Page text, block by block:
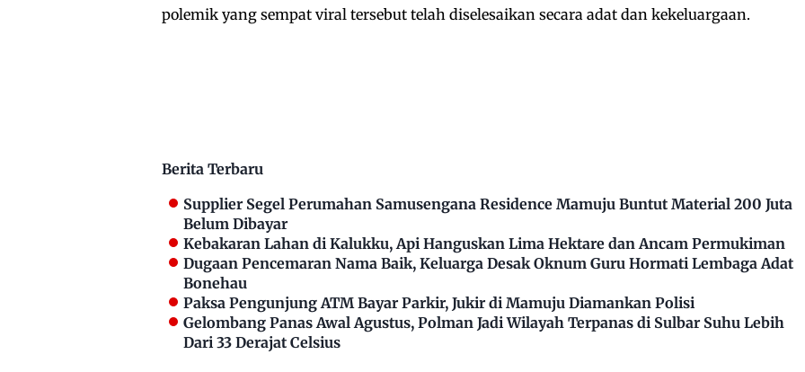
polemik yang sempat viral tersebut telah diselesaikan secara adat dan kekeluargaan.
Berita Terbaru
Supplier Segel Perumahan Samusengana Residence Mamuju Buntut Material 200 Juta
Belum Dibayar
Kebakaran Lahan di Kalukku, Api Hanguskan Lima Hektare dan Ancam Permukiman
Dugaan Pencemaran Nama Baik, Keluarga Desak Oknum Guru Hormati Lembaga Adat
Bonehau
Paksa Pengunjung ATM Bayar Parkir, Jukir di Mamuju Diamankan Polisi
Gelombang Panas Awal Agustus, Polman Jadi Wilayah Terpanas di Sulbar Suhu Lebih
Dari 33 Derajat Celsius